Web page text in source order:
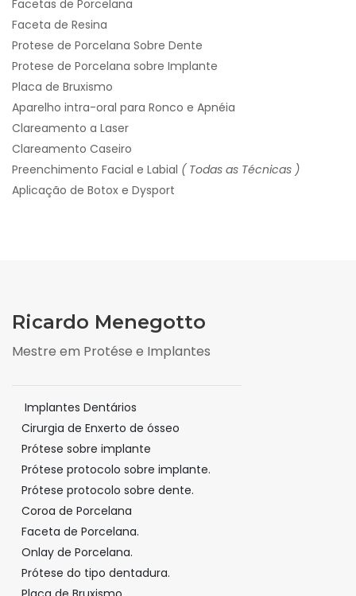
Facetas de Porcelana
Faceta de Resina
Protese de Porcelana Sobre Dente
Protese de Porcelana sobre Implante
Placa de Bruxismo
Aparelho intra-oral para Ronco e Apnéia
Clareamento a Laser
Clareamento Caseiro
Preenchimento Facial e Labial ( Todas as Técnicas )
Aplicação de Botox e Dysport
Ricardo Menegotto
Mestre em Protése e Implantes
Implantes Dentários
Cirurgia de Enxerto de ósseo
Prótese sobre implante
Prótese protocolo sobre implante.
Prótese protocolo sobre dente.
Coroa de Porcelana
Faceta de Porcelana.
Onlay de Porcelana.
Prótese do tipo dentadura.